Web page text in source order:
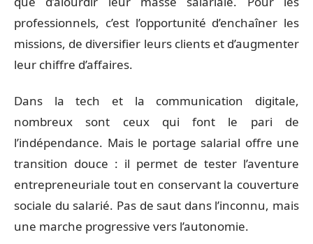
professionnels, c’est l’opportunité d’enchaîner les
missions, de diversifier leurs clients et d’augmenter
leur chiffre d’affaires.
Dans la tech et la communication digitale,
nombreux sont ceux qui font le pari de
l’indépendance. Mais le portage salarial offre une
transition douce : il permet de tester l’aventure
entrepreneuriale tout en conservant la couverture
sociale du salarié. Pas de saut dans l’inconnu, mais
une marche progressive vers l’autonomie.